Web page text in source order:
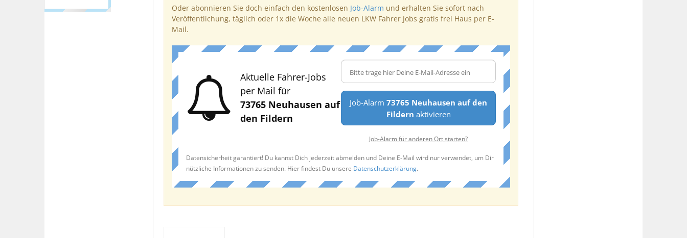
Oder abonnieren Sie doch einfach den kostenlosen Job-Alarm und erhalten Sie sofort nach
Veröffentlichung, täglich oder 1x die Woche alle neuen LKW Fahrer Jobs gratis frei Haus per E-
Mail.
Aktuelle Fahrer-Jobs
per Mail für
73765 Neuhausen auf
den Fildern
Job-Alarm73765 Neuhausen auf den
Fildern aktivieren
Job-Alarm für anderen Ort starten?
Datensicherheit garantiert! Du kannst Dich jederzeit abmelden und Deine E-Mail wird nur verwendet, um Dir
nützliche Informationen zu senden. Hier findest Du unsere Datenschutzerklärung.